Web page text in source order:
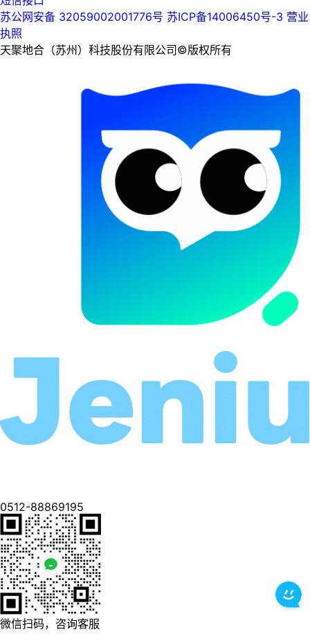
苏公网安备 32059002001776号 苏ICP备14006450号-3 营业
执照
天聚地合（苏州）科技股份有限公司©版权所有
0512-88869195
微信扫码，咨询客服